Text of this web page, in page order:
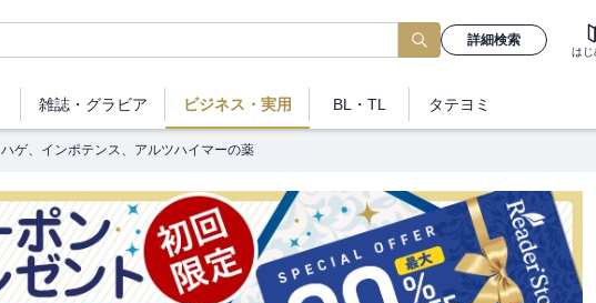
詳細検索
はじ
雑誌・ グラビア ビジネス ・実用 BL・TL タテヨミ
ハゲ、インポテンス、アルツハイマーの薬